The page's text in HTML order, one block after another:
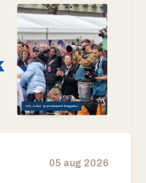
05 aug 2026